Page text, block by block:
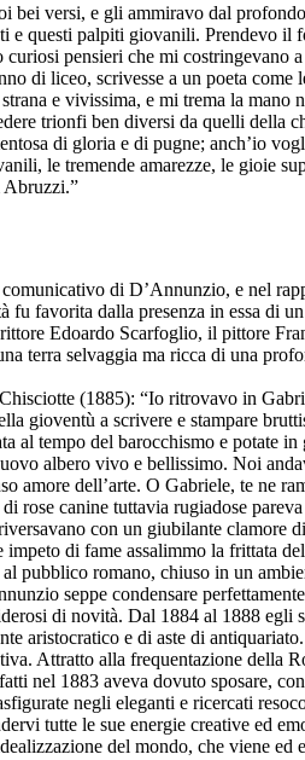
bei versi, e gli ammiravo dal
questi palpiti giovanili. Prendevo
pensieri che mi
di liceo, scrivesse a un poeta
e vivissima, e mi trema la
trionfi ben diversi da quelli
di gloria e di pugne; anch’io
le tremende amarezze, le gioie
Abruzzi.”
di D’Annunzio, e nel
favorita dalla presenza in essa
Edoardo Scarfoglio, il pittore
terra selvaggia ma ricca di una
(1885): “Io ritrovavo in
gioventù a scrivere e stampare
tempo del barocchismo e potate
albero vivo e bellissimo. Noi
amore dell’arte. O Gabriele, te ne
canine tuttavia rugiadose
con un giubilante clamore
di fame assalimmo la frittata
romano, chiuso in un
seppe condensare
di novità. Dal 1884 al 1888
aristocratico e di aste di
Attratto alla frequentazione della
nel 1883 aveva dovuto sposare,
negli eleganti e ricercati
tutte le sue energie creative ed
del mondo, che viene